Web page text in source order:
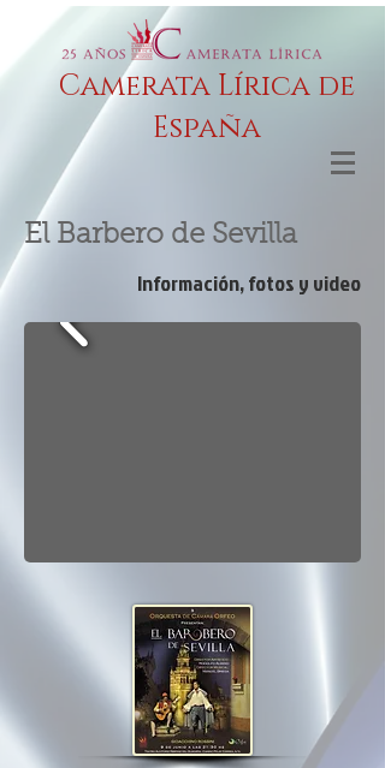
Camerata Lírica de
España
El Barbero de Sevilla
Información, fotos y video